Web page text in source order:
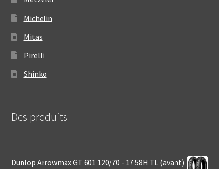
Michelin
Mitas
Pirelli
Shinko
Des produits
Dunlop Arrowmax GT 601 120/70 - 17 58H TL (avant)